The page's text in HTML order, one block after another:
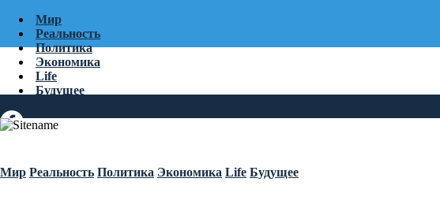
Мир
Реальность
Политика
Экономика
Life
Будущее
Мир Реальность Политика Экономика Life Будущее